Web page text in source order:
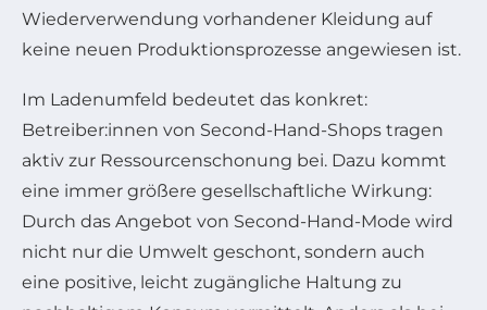
Wiederverwendung vorhandener Kleidung auf
keine neuen Produktionsprozesse angewiesen ist.
Im Ladenumfeld bedeutet das konkret:
Betreiber:innen von Second-Hand-Shops tragen
aktiv zur Ressourcenschonung bei. Dazu kommt
eine immer größere gesellschaftliche Wirkung:
Durch das Angebot von Second-Hand-Mode wird
nicht nur die Umwelt geschont, sondern auch
eine positive, leicht zugängliche Haltung zu